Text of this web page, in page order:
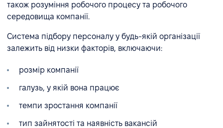
також розуміння робочого процесу та робочого
середовища компанії.
Система підбору персоналу у будь-якій організації
залежить від низки факторів, включаючи:
розмір компанії
галузь, у якій вона працює
темпи зростання компанії
тип зайнятості та наявність вакансій